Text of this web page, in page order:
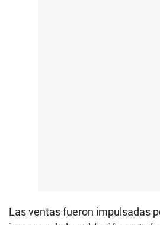
Las ventas fueron impulsadas